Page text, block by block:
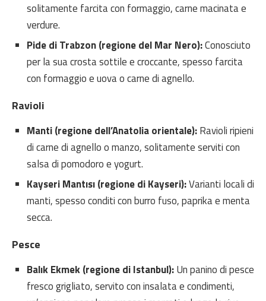
solitamente farcita con formaggio, carne macinata e
verdure.
Pide di Trabzon (regione del Mar Nero):Conosciuto
per la sua crosta sottile e croccante, spesso farcita
con formaggio e uova o carne di agnello.
Ravioli
Manti (regione dell’Anatolia orientale):Ravioli ripieni
di carne di agnello o manzo, solitamente serviti con
salsa di pomodoro e yogurt.
Kayseri Mantısı (regione di Kayseri):Varianti locali di
manti, spesso conditi con burro fuso, paprika e menta
secca.
Pesce
Balık Ekmek (regione di Istanbul):Un panino di pesce
fresco grigliato, servito con insalata e condimenti,